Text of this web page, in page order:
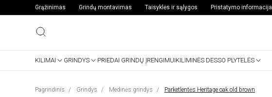
Grąžinimas Grindų montavimas Taisyklės ir sąlygos Pristatymo informacija
KILIMAI GRINDYS PRIEDAI GRINDŲ ĮRENGIMUIKILIMINĖS DESSO PLYTELĖS
Pagrindinis Grindys Medinės grindys Parketlentės Heritage oak old brown